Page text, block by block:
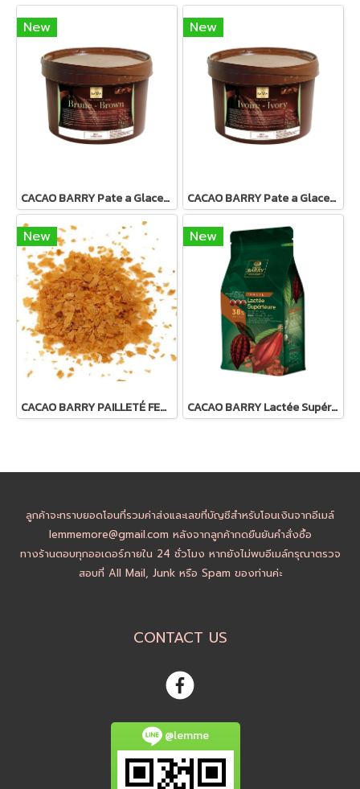
New
CACAO BARRY Pate a Glacer Brune : Dark Compound Coating
New
CACAO BARRY Pate a Glacer Ivoire : White Compound Coating
New
CACAO BARRY PAILLETÉ FEUILLETINE™ (ROYALTINE)
New
CACAO BARRY Lactée Supérieure 38% - Milk Chocolate
ลูกค้าจะทราบยอดโอนที่รวมค่าส่งและเลขที่บัญชีสำหรับโอนเงินจากอีเมล์
lemmemore@gmail.com หลังจากลูกค้ากดยืนยันคำสั่งซื้อ
ทางร้านตอบทุกออเดอร์ภายใน 24 ชั่วโมง หากยังไม่พบอีเมล์กรุณาตรวจ
สอบที่ All Mail, Junk หรือ Spam ของท่านค่ะ
CONTACT US
@lemme